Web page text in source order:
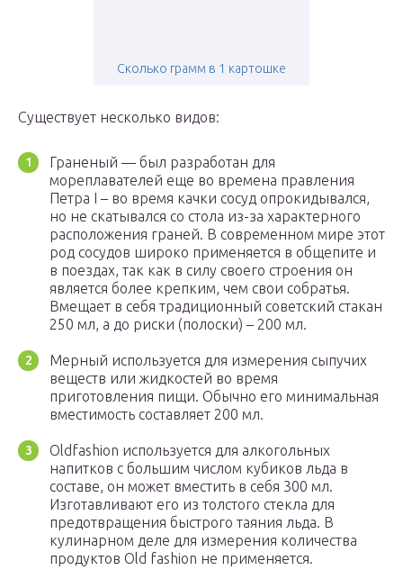
Сколько грамм в 1 картошке
Существует несколько видов:
Граненый — был разработан для
мореплавателей еще во времена правления
Петра I – во время качки сосуд опрокидывался,
но не скатывался со стола из-за характерного
расположения граней. В современном мире этот
род сосудов широко применяется в общепите и
в поездах, так как в силу своего строения он
является более крепким, чем свои собратья.
Вмещает в себя традиционный советский стакан
250 мл, а до риски (полоски) – 200 мл.
Мерный используется для измерения сыпучих
веществ или жидкостей во время
приготовления пищи. Обычно его минимальная
вместимость составляет 200 мл.
Oldfashion используется для алкогольных
напитков с большим числом кубиков льда в
составе, он может вместить в себя 300 мл.
Изготавливают его из толстого стекла для
предотвращения быстрого таяния льда. В
кулинарном деле для измерения количества
продуктов Old fashion не применяется.